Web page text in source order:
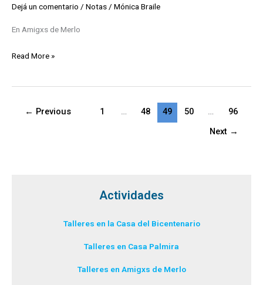
Dejá un comentario / Notas/ Mónica Braile
En Amigxs de Merlo
Exposición
“Interplano”
Read More »
← Previous 1 … 48 49 50 …
96
Next →
Actividades
Talleres en la Casa del Bicentenario
Talleres en Casa Palmira
Talleres en Amigxs de Merlo